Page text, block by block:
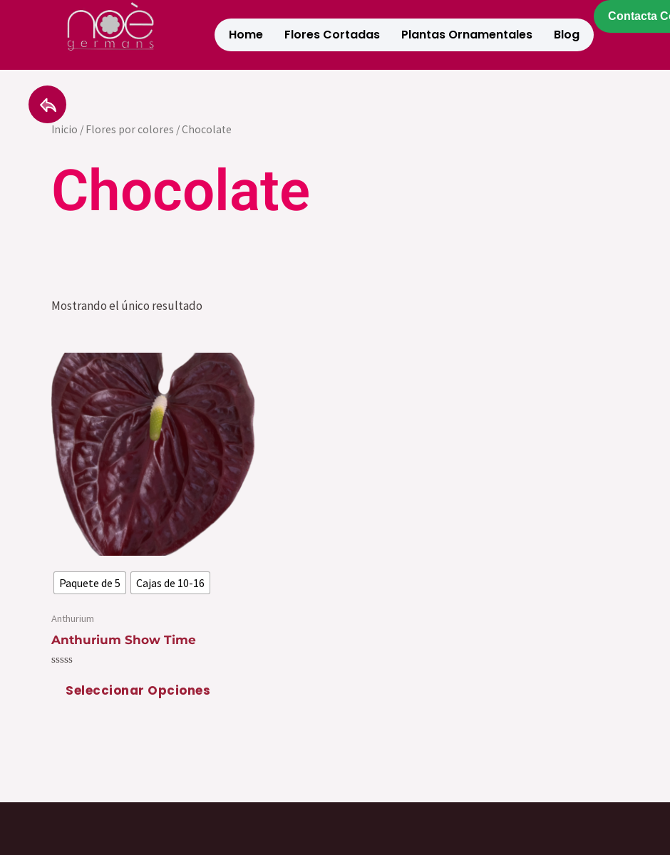
Home Flores Cortadas Plantas Ornamentales Blog
Contacta
Inicio / Flores por colores / Chocolate
Chocolate
Mostrando el único resultado
Paquete de 5 Cajas de 10-16
Anthurium
Anthurium Show Time
conSeleccionar Opciones
Este
producto
tiene
múltiples
variantes.
Las
opciones
se